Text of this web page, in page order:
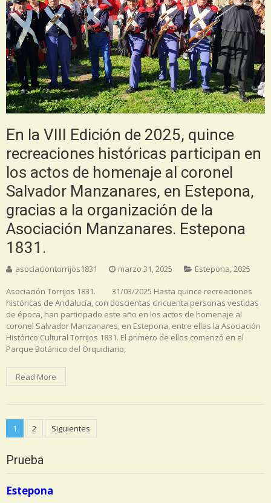
En la VIII Edición de 2025, quince
recreaciones históricas participan en
los actos de homenaje al coronel
Salvador Manzanares, en Estepona,
gracias a la organización de la
Asociación Manzanares. Estepona
1831.
asociaciontorrijos1831 marzo 31, 2025 Estepona 2025
Asociación Torrijos 1831. 31/03/2025 Hasta quince recreaciones
históricas de Andalucía, con doscientas cincuenta personas vestidas
de época, han participado este año en los actos de homenaje al
coronel Salvador Manzanares, en Estepona, entre ellas la Asociación
Histórico Cultural Torrijos 1831. El primero de ellos comenzó en el
Parque Botánico del Orquidiario,
Read More
Navegación
entradas
1 2 Siguientes
Prueba
Estepona